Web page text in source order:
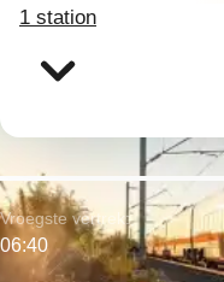
1 station
Vroegste vertrek:
06:40